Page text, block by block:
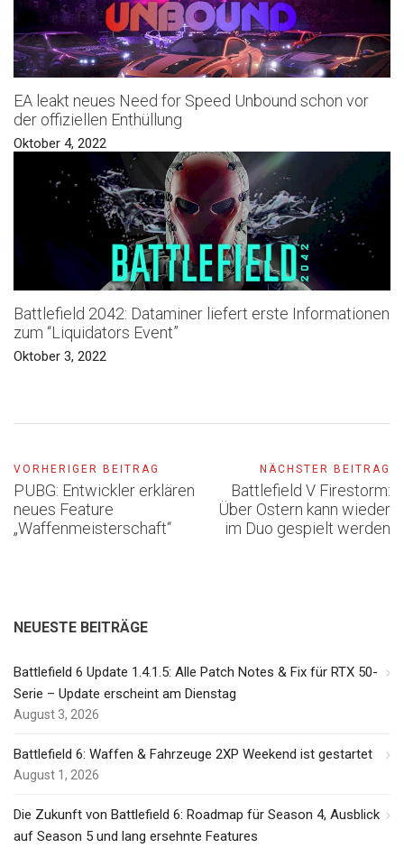
EA leakt neues Need for Speed Unbound schon vor
der offiziellen Enthüllung
Oktober 4, 2022
Battlefield 2042: Dataminer liefert erste Informationen
zum “Liquidators Event”
Oktober 3, 2022
VORHERIGER BEITRAG
PUBG: Entwickler erklären
neues Feature
„Waffenmeisterschaft“
NÄCHSTER BEITRAG
Battlefield V Firestorm:
Über Ostern kann wieder
im Duo gespielt werden
NEUESTE BEITRÄGE
Battlefield 6 Update 1.4.1.5: Alle Patch Notes & Fix für RTX 50-
Serie – Update erscheint am Dienstag
August 3, 2026
Battlefield 6: Waffen & Fahrzeuge 2XP Weekend ist gestartet
August 1, 2026
Die Zukunft von Battlefield 6: Roadmap für Season 4, Ausblick
auf Season 5 und lang ersehnte Features